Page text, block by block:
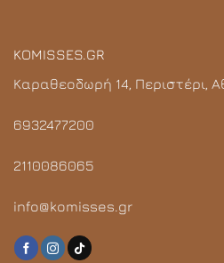
KOMISSES.GR
Καραθεοδωρή 14, Περιστέρι,
6932477200
2110086065
info@komisses.gr